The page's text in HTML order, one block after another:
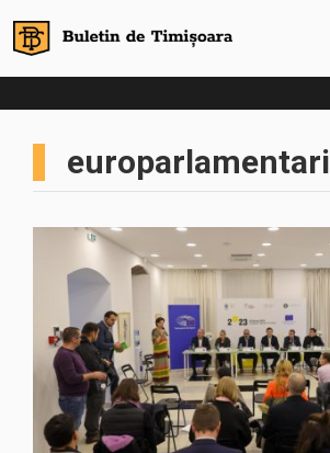
europarlamentari